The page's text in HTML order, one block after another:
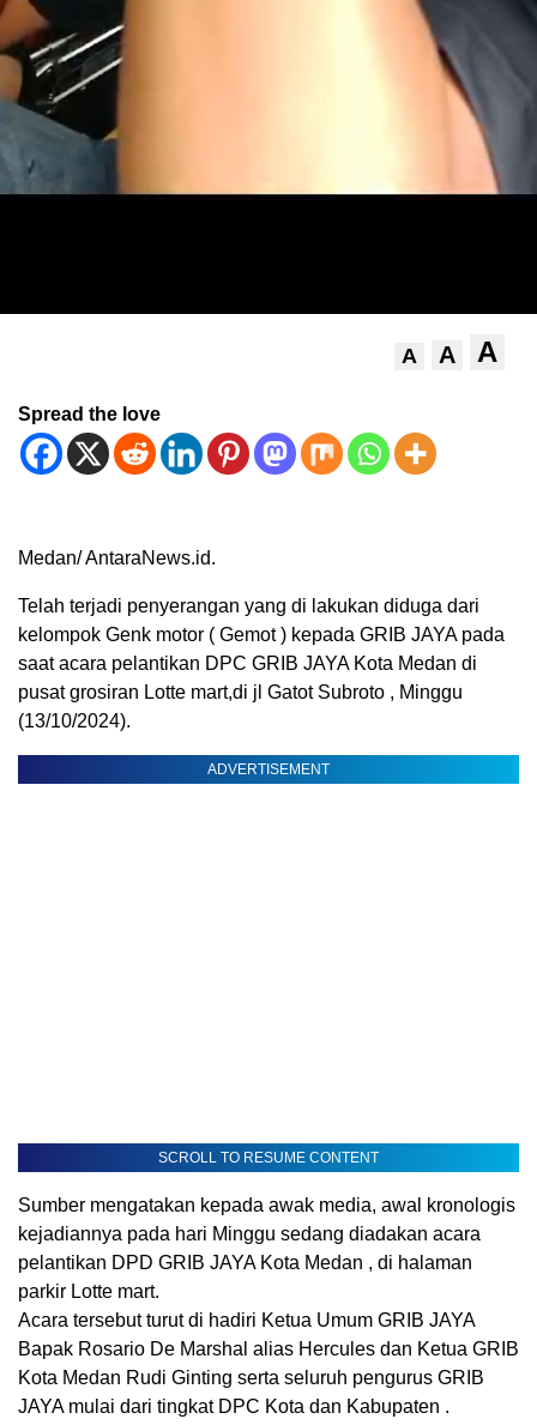
A A A
Spread the love
Medan/ AntaraNews.id.
Telah terjadi penyerangan yang di lakukan diduga dari
kelompok Genk motor ( Gemot ) kepada GRIB JAYA pada
saat acara pelantikan DPC GRIB JAYA Kota Medan di
pusat grosiran Lotte mart,di jl Gatot Subroto , Minggu
(13/10/2024).
ADVERTISEMENT
SCROLL TO RESUME CONTENT
Sumber mengatakan kepada awak media, awal kronologis
kejadiannya pada hari Minggu sedang diadakan acara
pelantikan DPD GRIB JAYA Kota Medan , di halaman
parkir Lotte mart.
Acara tersebut turut di hadiri Ketua Umum GRIB JAYA
Bapak Rosario De Marshal alias Hercules dan Ketua GRIB
Kota Medan Rudi Ginting serta seluruh pengurus GRIB
JAYA mulai dari tingkat DPC Kota dan Kabupaten .